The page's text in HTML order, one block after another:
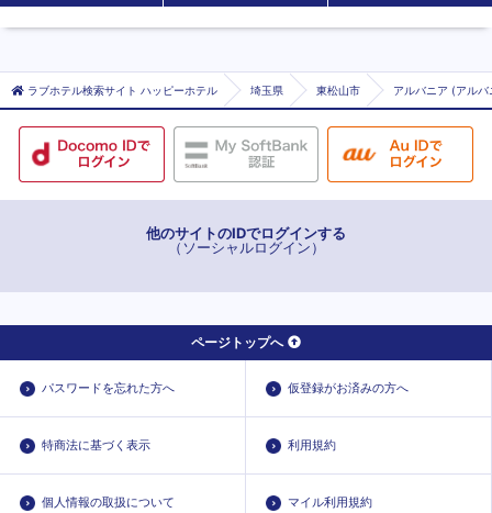
ラブホテル検索サイト ハッピーホテル 埼玉県 東松山市 アルバニア (アルバ
他のサイトのIDでログインする
（ソーシャルログイン）
ページトップへ
パスワードを忘れた方へ 仮登録がお済みの方へ
特商法に基づく表示 利用規約
個人情報の取扱について マイル利用規約